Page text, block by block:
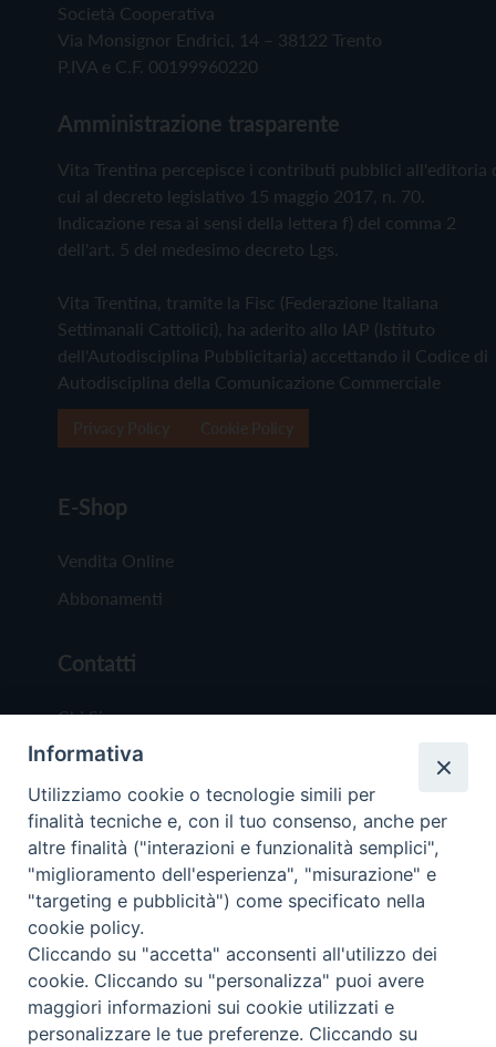
Società Cooperativa
Via Monsignor Endrici, 14 – 38122 Trento
P.IVA e C.F. 00199960220
Amministrazione trasparente
Vita Trentina percepisce i contributi pubblici all'editoria
cui al decreto legislativo 15 maggio 2017, n. 70.
Indicazione resa ai sensi della lettera f) del comma 2
dell'art. 5 del medesimo decreto Lgs.
Vita Trentina, tramite la Fisc (Federazione Italiana
Settimanali Cattolici), ha aderito allo IAP (Istituto
dell'Autodisciplina Pubblicitaria) accettando il Codice di
Autodisciplina della Comunicazione Commerciale
E-Shop
Vendita Online
Abbonamenti
Contatti
Chi Siamo
Redazione
Scrivici
Copyright © 2019 - Tutti i diritti riservati - Vita
Trentina Editrice
Privacy Policy
Informativa
Utilizziamo cookie o tecnologie simili per
finalità tecniche e, con il tuo consenso, anche per
altre finalità ("interazioni e funzionalità semplici",
"miglioramento dell'esperienza", "misurazione" e
"targeting e pubblicità") come specificato nella
cookie policy.
Cliccando su "accetta" acconsenti all'utilizzo dei
cookie. Cliccando su "personalizza" puoi avere
maggiori informazioni sui cookie utilizzati e
personalizzare le tue preferenze. Cliccando su